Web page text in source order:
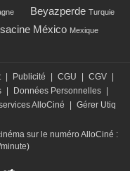
Beyazperde Turquie
México Mexique
Publicité CGU CGV
Données Personnelles
AlloCiné
Gérer Utiq
sur le numéro AlloCiné :